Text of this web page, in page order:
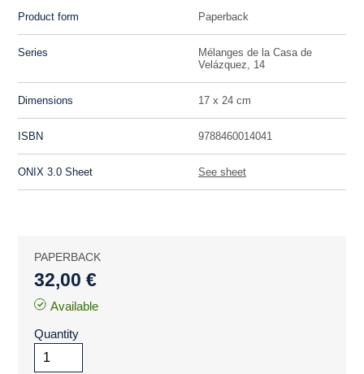
Product form Paperback
Series
Mélanges de la Casa de
Velázquez, 14
Dimensions 17 x 24 cm
ISBN 9788460014041
ONIX 3.0 Sheet See sheet
PAPERBACK
32,00 €
Available
Quantity